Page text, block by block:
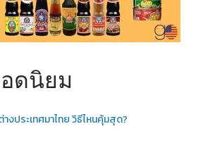
ดนิยม
างประเทศมาไทย วิธีไหนคุ้มสุด?